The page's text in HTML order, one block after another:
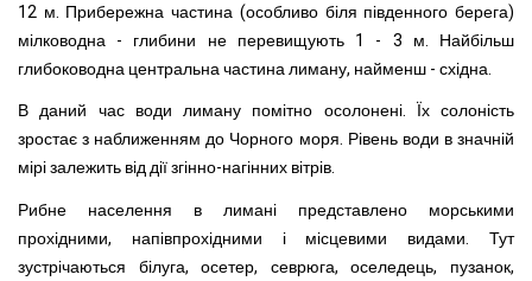
12 м. Прибережна частина (особливо біля південного берега)
мілководна - глибини не перевищують 1 - 3 м. Найбільш
глибоководна центральна частина лиману, найменш - східна.
В даний час води лиману помітно осолонені. Їх солоність
зростає з наближенням до Чорного моря. Рівень води в значній
мірі залежить від дії згінно-нагінних вітрів.
Рибне населення в лимані представлено морськими
прохідними, напівпрохідними і місцевими видами. Тут
зустрічаються білуга, осетер, севрюга, оселедець, пузанок,